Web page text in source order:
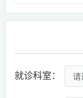
就诊科室：